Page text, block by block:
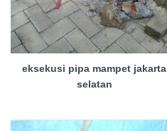
eksekusi pipa mampet jakarta
selatan